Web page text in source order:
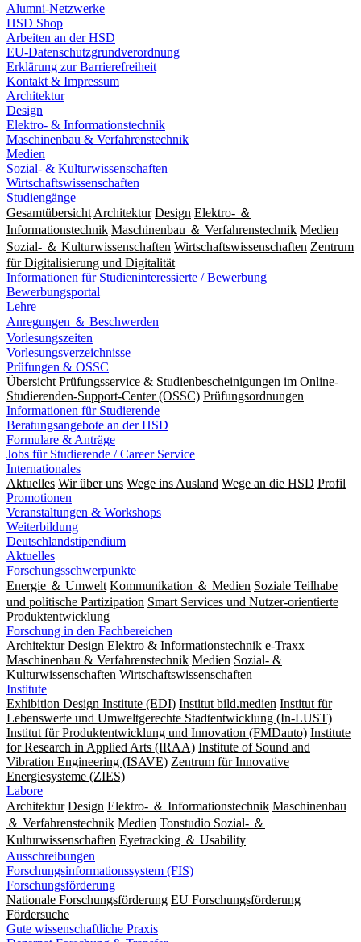
Alumni-Netzwerke
HSD Shop
Arbeiten an der HSD
EU-Datenschutzgrundverordnung
Erklärung zur Barrierefreiheit
Kontakt & Impressum
Architektur
Design
Elektro- & Informationstechnik
Maschinenbau & Verfahrenstechnik
Medien
Sozial- & Kulturwissenschaften
Wirtschaftswissenschaften
Studiengänge
Gesamtübersicht Architektur Design Elektro- ＆
Informationstechnik Maschinenbau ＆ Verfahrenstechnik Medien
Sozial- ＆ Kulturwissenschaften Wirtschaftswissenschaften Zentrum
für Digitalisierung und Digitalität
Informationen für Studieninteressierte / Bewerbung
Bewerbungsportal
Lehre
Anregungen ＆ Beschwerden
Vorlesungszeiten
Vorlesungsverzeichnisse
Prüfungen & OSSC
Übersicht Prüfungsservice & Studienbescheinigungen im Online-
Studierenden-Support-Center (OSSC) Prüfungsordnungen
Informationen für Studierende
Beratungsangebote an der HSD
Formulare & Anträge
Jobs für Studierende / Career Service
Internationales
Aktuelles Wir über uns Wege ins Ausland Wege an die HSD Profil
Promotionen
Veranstaltungen & Workshops
Weiterbildung
Deutschlandstipendium
Aktuelles
Forschungsschwerpunkte
Energie ＆ Umwelt Kommunikation ＆ Medien Soziale Teilhabe
und politische Partizipation Smart Services und Nutzer-orientierte
Produktentwicklung
Forschung in den Fachbereichen
Architektur Design Elektro & Informationstechnik e-Traxx
Maschinenbau & Verfahrenstechnik Medien Sozial- &
Kulturwissenschaften Wirtschaftswissenschaften
Institute
Exhibition Design Institute (EDI) Institut bild.medien Institut für
Lebenswerte und Umweltgerechte Stadtentwicklung (In-LUST)
Institut für Produktentwicklung und Innovation (FMDauto) Institute
for Research in Applied Arts (IRAA) Institute of Sound and
Vibration Engineering (ISAVE) Zentrum für Innovative
Energiesysteme (ZIES)
Labore
Architektur Design Elektro- ＆ Informationstechnik Maschinenbau
＆ Verfahrenstechnik Medien Tonstudio Sozial- ＆
Kulturwissenschaften Eyetracking ＆ Usability
Ausschreibungen
Forschungsinformationssystem (FIS)
Forschungsförderung
Nationale Forschungsförderung EU Forschungsförderung
Fördersuche
Gute wissenschaftliche Praxis